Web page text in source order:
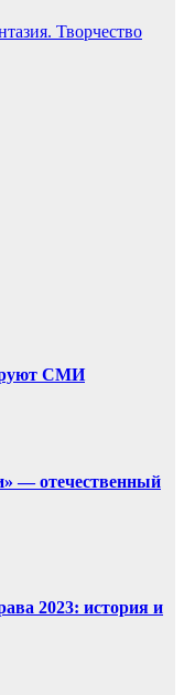
Творчество
СМИ
— отечественный
2023: история и